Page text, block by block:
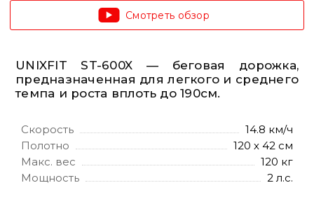
Смотреть обзор
UNIXFIT ST-600X — беговая дорожка,
предназначенная для легкого и среднего
темпа и роста вплоть до 190см.
Скорость
14.8 км/ч
Полотно
120 х 42 см
Макс. вес
120 кг
Мощность
2 л.с.